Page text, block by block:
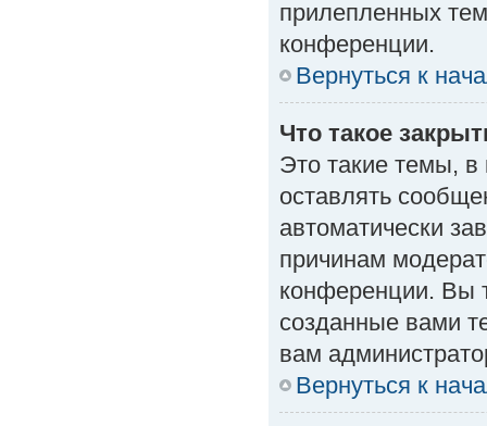
прилепленных
конференции.
Вернуться к
Что такое
Это такие темы, в
оставлять
автоматически
причинам
конференции. Вы
созданные вами
вам
Вернуться к